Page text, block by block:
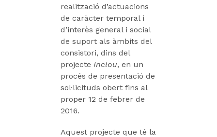
realització d’actuacions
de caràcter temporal i
d’interès general i social
de suport als àmbits del
consistori, dins del
projecte Inclou, en un
procés de presentació de
sol·licituds obert fins al
proper 12 de febrer de
2016.
Aquest projecte que té la